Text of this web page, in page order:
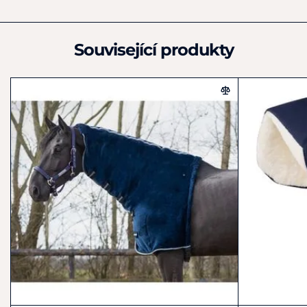
info@brandsofq.com
Související produkty